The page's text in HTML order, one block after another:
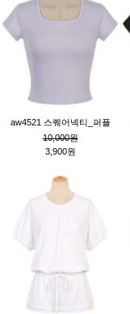
aw4521 스퀘어넥티_퍼플
10,000원
3,900원